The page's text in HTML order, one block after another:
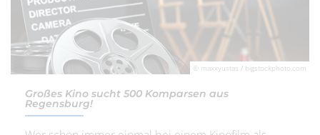
© maxxyustas / bigstockphoto.com
Großes Kino sucht 500 Komparsen aus
Regensburg!